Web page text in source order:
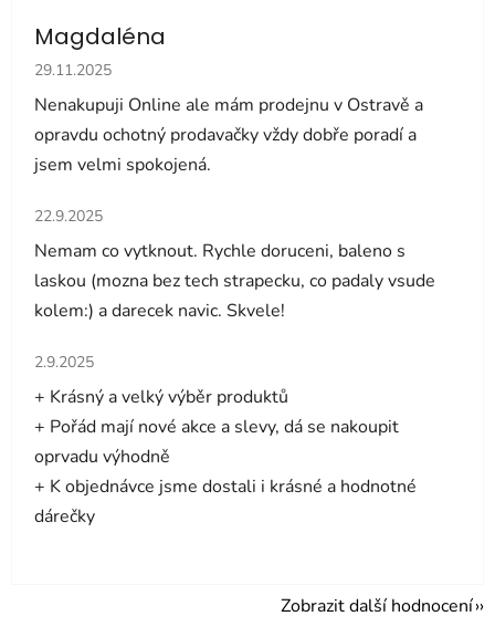
Magdaléna
Hodnocení obchodu je 5 z 5 hvězdiček.
29.11.2025
Nenakupuji Online ale mám prodejnu v Ostravě a
opravdu ochotný prodavačky vždy dobře poradí a
jsem velmi spokojená.
Hodnocení obchodu je 5 z 5 hvězdiček.
22.9.2025
Nemam co vytknout. Rychle doruceni, baleno s
laskou (mozna bez tech strapecku, co padaly vsude
kolem:) a darecek navic. Skvele!
Hodnocení obchodu je 5 z 5 hvězdiček.
2.9.2025
+ Krásný a velký výběr produktů
+ Pořád mají nové akce a slevy, dá se nakoupit
oprvadu výhodně
+ K objednávce jsme dostali i krásné a hodnotné
dárečky
Zobrazit další hodnocení